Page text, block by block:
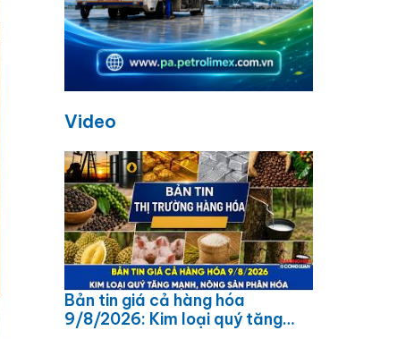
Video
Bản tin giá cả hàng hóa
9/8/2026: Kim loại quý tăng